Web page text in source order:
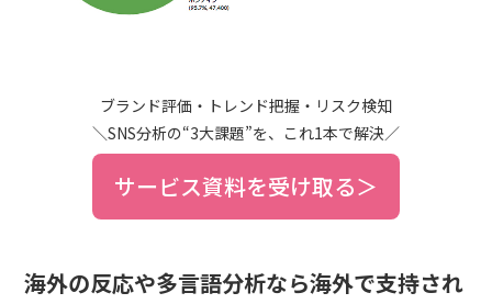
ブランド評価・トレンド把握・リスク検知
＼SNS分析の“3大課題”を、これ1本で解決／
サービス資料を受け取る＞
海外の反応や多言語分析なら海外で支持され